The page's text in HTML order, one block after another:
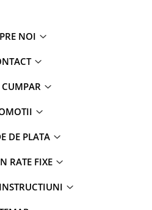
NOI
DE PLATA
RATE FIXE